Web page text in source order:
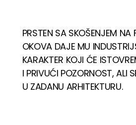
PRSTEN SA SKOŠENJEM NA
OKOVA DAJE MU
KARAKTER KOJI ĆE
I PRIVUĆI POZORNOST, ALI
U ZADANU ARHITEKTURU.